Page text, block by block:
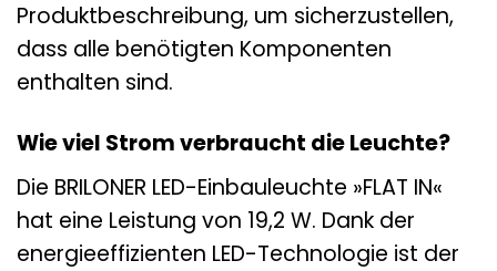
Produktbeschreibung, um sicherzustellen,
dass alle benötigten Komponenten
enthalten sind.
Wie viel Strom verbraucht die Leuchte?
Die BRILONER LED-Einbauleuchte »FLAT IN«
hat eine Leistung von 19,2 W. Dank der
energieeffizienten LED-Technologie ist der